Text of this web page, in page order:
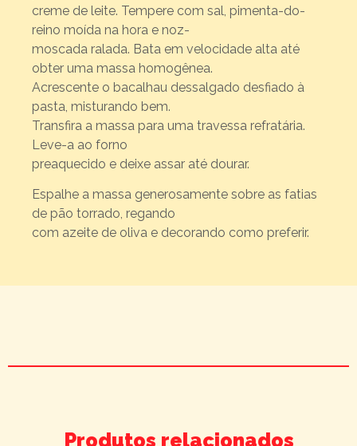
creme de leite. Tempere com sal, pimenta-do-
reino moída na hora e noz-
moscada ralada. Bata em velocidade alta até
obter uma massa homogênea.
Acrescente o bacalhau dessalgado desfiado à
pasta, misturando bem.
Transfira a massa para uma travessa refratária.
Leve-a ao forno
preaquecido e deixe assar até dourar.
Espalhe a massa generosamente sobre as fatias
de pão torrado, regando
com azeite de oliva e decorando como preferir.
Produtos relacionados